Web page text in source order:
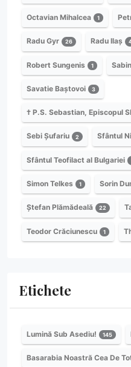
Octavian Mihalcea 1
Radu Gyr 26 Radu Ilaș
Robert Sungenis 1
Savatie Baștovoi 3
† P.S. Sebastian, Episcopul
Sebi Șufariu 2 Sfântul
Sfântul Teofilact al Bulgariei
Simon Telkes 1 Sorin
Ștefan Plămădeală 22
Teodor Crăciunescu 1
Etichete
Lumină Sub Asediu! 145
Basarabia Noastră Cea De